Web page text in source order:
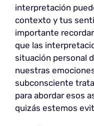
interpretación
contexto y tus
importante
que las
situación personal
nuestras
subconsciente
para abordar esos
quizás estemos